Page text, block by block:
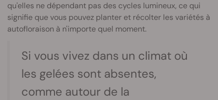
qu'elles ne dépendant pas des cycles lumineux, ce qui
signifie que vous pouvez planter et récolter les variétés à
autofloraison à n'importe quel moment.
Si vous vivez dans un climat où
les gelées sont absentes,
comme autour de la